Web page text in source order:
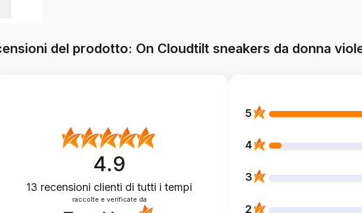
del prodotto: On Cloudtilt sneakers da donna
4.9
13 recensioni clienti di tutti i tempi
raccolte e verificate da
5
4
3
2